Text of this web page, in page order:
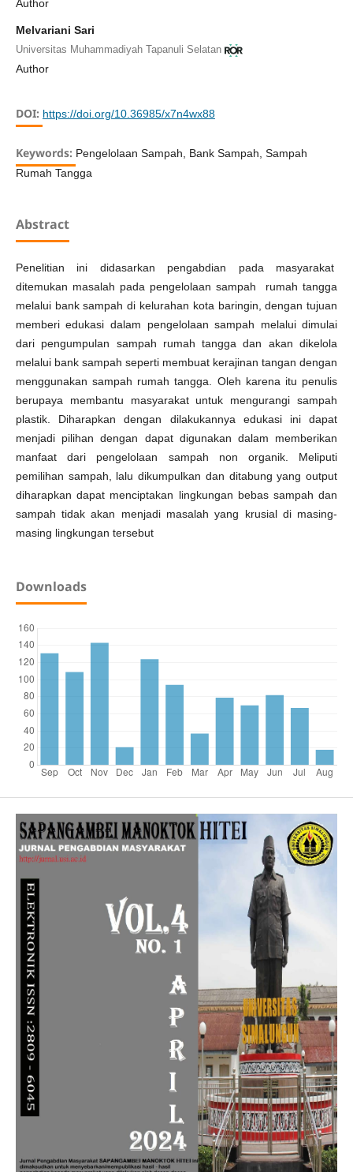
Author
Melvariani Sari
Universitas Muhammadiyah Tapanuli Selatan
Author
DOI: https://doi.org/10.36985/x7n4wx88
Keywords: Pengelolaan Sampah, Bank Sampah, Sampah
Rumah Tangga
Abstract
Penelitian ini didasarkan pengabdian pada masyarakat
ditemukan masalah pada pengelolaan sampah rumah tangga
melalui bank sampah di kelurahan kota baringin, dengan tujuan
memberi edukasi dalam pengelolaan sampah melalui dimulai
dari pengumpulan sampah rumah tangga dan akan dikelola
melalui bank sampah seperti membuat kerajinan tangan dengan
menggunakan sampah rumah tangga. Oleh karena itu penulis
berupaya membantu masyarakat untuk mengurangi sampah
plastik. Diharapkan dengan dilakukannya edukasi ini dapat
menjadi pilihan dengan dapat digunakan dalam memberikan
manfaat dari pengelolaan sampah non organik. Meliputi
pemilihan sampah, lalu dikumpulkan dan ditabung yang output
diharapkan dapat menciptakan lingkungan bebas sampah dan
sampah tidak akan menjadi masalah yang krusial di masing-
masing lingkungan tersebut
Downloads